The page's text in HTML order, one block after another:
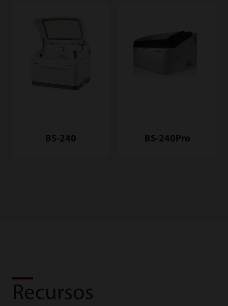
BS-240 BS-240Pro
Recursos